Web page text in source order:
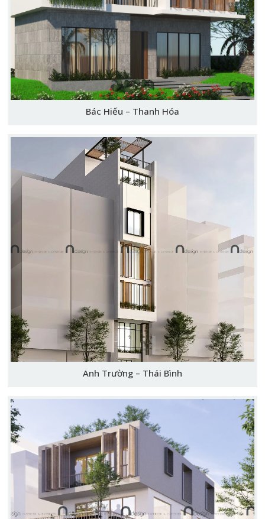
Bác Hiếu – Thanh Hóa
Anh Trường – Thái Bình